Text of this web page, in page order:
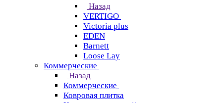
Назад
VERTIGO
Victoria plus
EDEN
Barnett
Loose Lay
Коммерческие
Назад
Коммерческие
Ковровая плитка